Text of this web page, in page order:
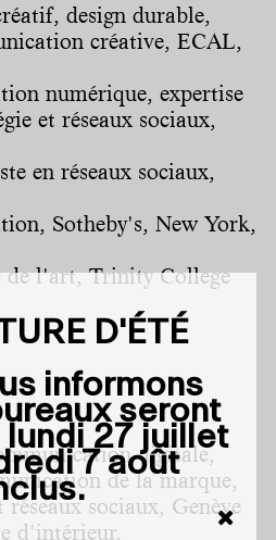
design durable,
créative, ECAL,
numérique, expertise
et réseaux sociaux,
en réseaux sociaux,
Sotheby's, New York,
de l'art, Trinity College
digitale,
de la marque,
sociaux, Genève
d'intérieur,
D'ÉTÉ
informons
seront
lundi 27 juillet
7 août
.